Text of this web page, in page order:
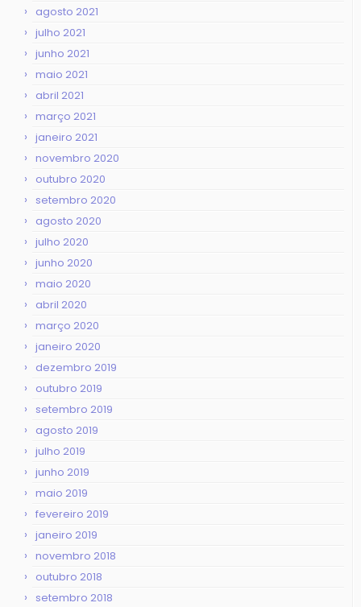
agosto 2021
julho 2021
junho 2021
maio 2021
abril 2021
março 2021
janeiro 2021
novembro 2020
outubro 2020
setembro 2020
agosto 2020
julho 2020
junho 2020
maio 2020
abril 2020
março 2020
janeiro 2020
dezembro 2019
outubro 2019
setembro 2019
agosto 2019
julho 2019
junho 2019
maio 2019
fevereiro 2019
janeiro 2019
novembro 2018
outubro 2018
setembro 2018